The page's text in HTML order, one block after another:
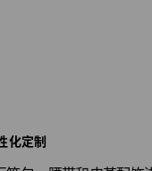
化定制